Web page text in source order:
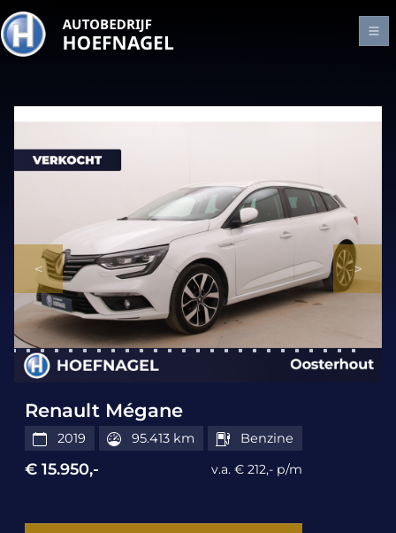
Renault Mégane
2019 95.413 km Benzine
€ 15.950,- v.a. € 212,- p/m